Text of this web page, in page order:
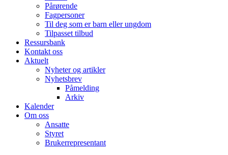
Pårørende
Fagpersoner
Til deg som er barn eller ungdom
Tilpasset tilbud
Ressursbank
Kontakt oss
Aktuelt
Nyheter og artikler
Nyhetsbrev
Påmelding
Arkiv
Kalender
Om oss
Ansatte
Styret
Brukerrepresentant